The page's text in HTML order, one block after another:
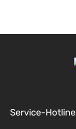
Service-Hotline